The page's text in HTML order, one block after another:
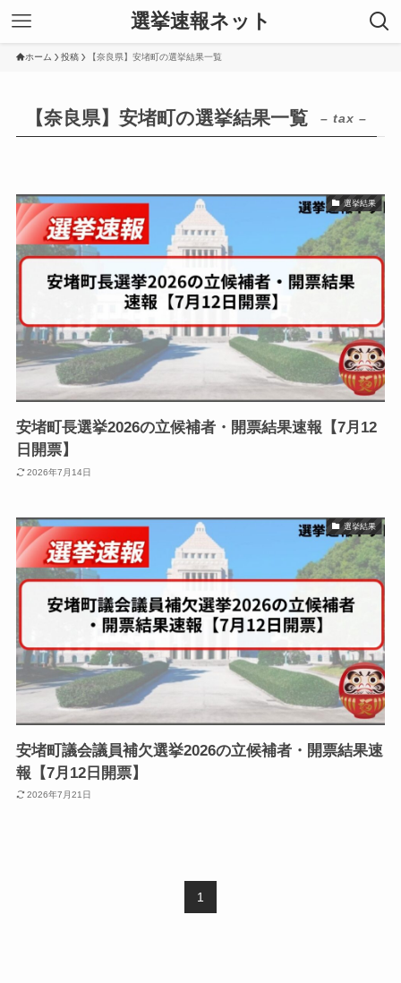
選挙速報ネット
ホーム 投稿 【奈良県】安堵町の選挙結果一覧
【奈良県】安堵町の選挙結果一覧 – tax –
選挙結果
安堵町長選挙2026の立候補者・開票結果速報【7月12
日開票】
2026年7月14日
選挙結果
安堵町議会議員補欠選挙2026の立候補者・開票結果速
報【7月12日開票】
2026年7月21日
1